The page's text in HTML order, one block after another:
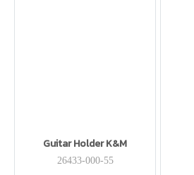
Guitar Holder K&M
26433-000-55